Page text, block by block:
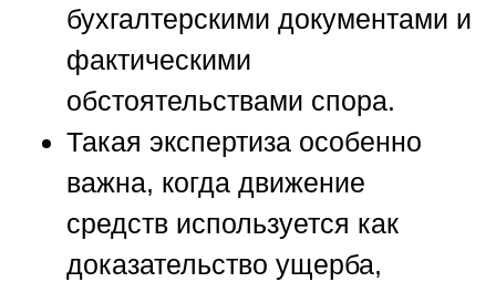
бухгалтерскими документами и
фактическими
обстоятельствами спора.
Такая экспертиза особенно
важна, когда движение
средств используется как
доказательство ущерба,